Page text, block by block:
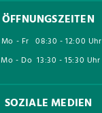
ÖFFNUNGSZEITEN
Mo - Fr 08:30 - 12:00 Uhr
Mo - Do 13:30 - 15:30 Uhr
SOZIALE MEDIEN